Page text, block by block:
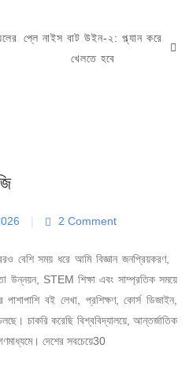
Next
প্লে নাইস বাট উইন-২: প্ল্যান করে
খেলতে হবে
| 2 Comment
সময় ধরে আমি বিজ্ঞান জনপ্রিয়করণ,
উন্নয়ন, STEM শিক্ষা এবং সাম্প্রতিক সময়ে
বই লেখা, প্রশিক্ষণ, কোর্স ডিজাইন,
চাকরি করেছি বিশ্ববিদ্যালয়ে, আন্তর্জাতিক
দেশের সবচেয়ে30